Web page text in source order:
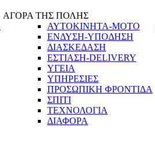
ΑΓΟΡΑ ΤΗΣ ΠΟΛΗΣ
ΑΥΤΟΚΙΝΗΤΑ-ΜΟΤΟ
ΕΝΔΥΣΗ-ΥΠΟΔΗΣΗ
ΔΙΑΣΚΕΔΑΣΗ
ΕΣΤΙΑΣΗ-DELIVERY
ΥΓΕΙΑ
ΥΠΗΡΕΣΙΕΣ
ΠΡΟΣΩΠΙΚΗ ΦΡΟΝΤΙΔΑ
ΣΠΙΤΙ
ΤΕΧΝΟΛΟΓΙΑ
ΔΙΑΦΟΡΑ